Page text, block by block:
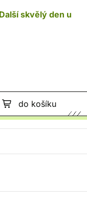
skvělý den u
do košíku